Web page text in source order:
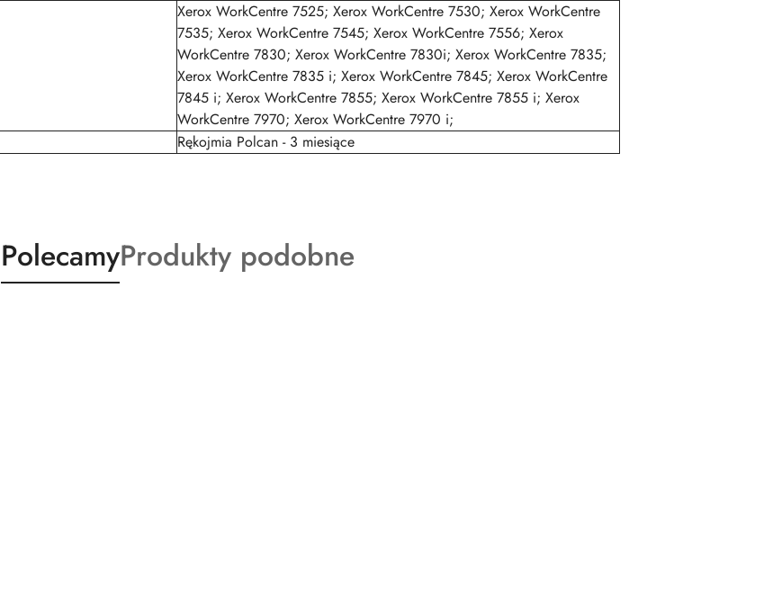
Xerox WorkCentre 7525; Xerox WorkCentre 7530; Xerox WorkCentre
7535; Xerox WorkCentre 7545; Xerox WorkCentre 7556; Xerox
WorkCentre 7830; Xerox WorkCentre 7830i; Xerox WorkCentre 7835;
Xerox WorkCentre 7835 i; Xerox WorkCentre 7845; Xerox WorkCentre
7845 i; Xerox WorkCentre 7855; Xerox WorkCentre 7855 i; Xerox
WorkCentre 7970; Xerox WorkCentre 7970 i;
Rękojmia Polcan - 3 miesiące
Produkty
o
PolecamyProdukty
o
Produkty podobne